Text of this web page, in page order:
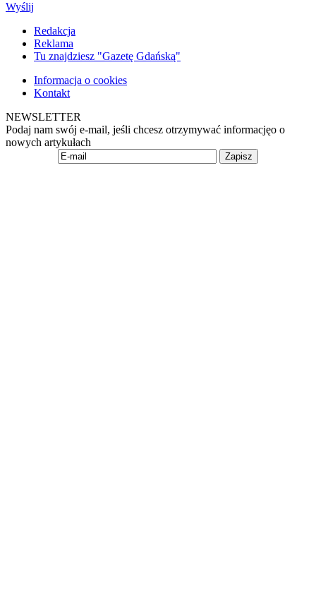
Wyślij
Redakcja
Reklama
Tu znajdziesz "Gazetę Gdańską"
Informacja o cookies
Kontakt
NEWSLETTER
Podaj nam swój e-mail, jeśli chcesz otrzymywać informacjęo o
nowych artykułach
Zapisz